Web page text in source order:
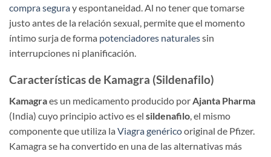
compra seguray espontaneidad. Al no tener que tomarse
justo antes de la relación sexual, permite que el momento
íntimo surja de forma potenciadores naturalessin
interrupciones ni planificación.
Características de Kamagra (Sildenafilo)
Kamagraes un medicamento producido porAjanta Pharma
(India) cuyo principio activo es el sildenafilo, el mismo
componente que utiliza la Viagra genéricooriginal de Pfizer.
Kamagra se ha convertido en una de las alternativas más